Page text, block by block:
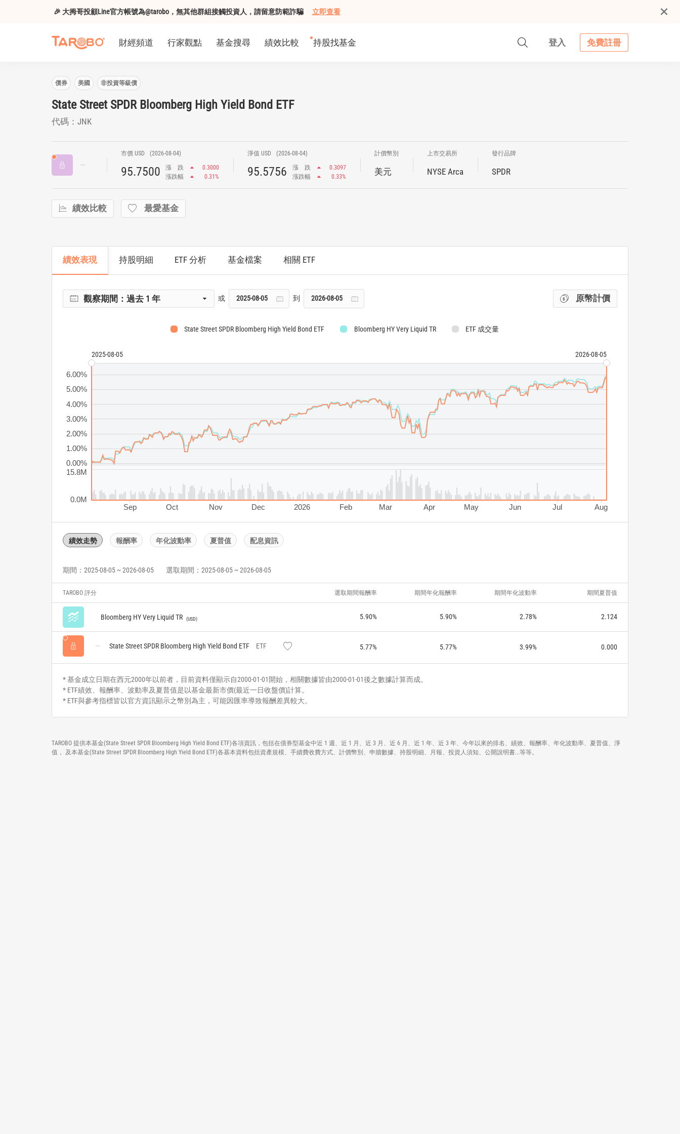
🎉 大拇哥投顧Line官方帳號為@tarobo，無其他群組接觸投資人，請留意防範詐騙 立即查看
財經頻道 行家觀點 基金搜尋 績效比較 持股找基金 登入 免費註冊
債券 美國 非投資等級債
State Street SPDR Bloomberg High Yield Bond ETF
代碼：JNK
市價 USD (2026-08-04)
95.7500 漲 跌
0.3000
漲跌幅
0.31%
淨值 USD (2026-08-04)
95.5756 漲 跌
0.3097
漲跌幅
0.33%
計價幣別
美元
上市交易所
NYSE Arca
發行品牌
SPDR
績效比較 最愛基金
績效表現 持股明細 ETF 分析 基金檔案 相關 ETF
觀察期間：過去 1 年 或 到 原幣計價
State Street SPDR Bloomberg High Yield Bond ETF Bloomberg HY Very Liquid TR ETF 成交量
2025-08-05 2026-08-05
Sep Oct Nov Dec 2026 Feb Mar Apr May Jun Jul Aug
0.0M
15.8M
0.00%
1.00%
2.00%
3.00%
4.00%
5.00%
6.00%
績效走勢 報酬率 年化波動率 夏普值 配息資訊
期間：2025-08-05 ~ 2026-08-05 選取期間：2025-08-05 ~ 2026-08-05
TAROBO 評分 選取期間報酬率 期間年化報酬率 期間年化波動率 期間夏普值
Bloomberg HY Very Liquid TR USD 5.90% 5.90% 2.78% 2.124
State Street SPDR Bloomberg High Yield Bond ETF ETF 5.77% 5.77% 3.99% 0.000
* 基金成立日期在西元2000年以前者，目前資料僅顯示自2000-01-01開始，相關數據皆由2000-01-01後之數據計算而成。
* ETF績效、報酬率、波動率及夏普值是以基金最新市價(最近一日收盤價)計算。
* ETF與參考指標皆以官方資訊顯示之幣別為主，可能因匯率導致報酬差異較大。
TAROBO 提供本基金(State Street SPDR Bloomberg High Yield Bond ETF)各項資訊，包括在債券型基金中近 1 週、近 1 月、近 3 月、近 6 月、近 1 年、近 3 年、今年以來的排名、績效、報酬率、年化波動率、夏普值、淨
值， 及本基金(State Street SPDR Bloomberg High Yield Bond ETF)各基本資料包括資產規模、手續費收費方式、計價幣別、申贖數據、持股明細、月報、投資人須知、公開說明書...等等。